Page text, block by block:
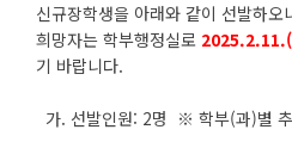
신규장학생을 아래와 같이 선발하오
희망자는 학부행정실로 2025.2.11.(
기 바랍니다.
가. 선발인원: 2명 ※ 학부(과)별